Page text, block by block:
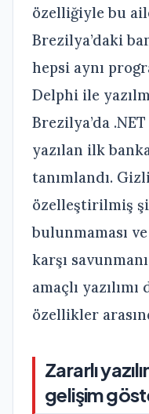
özelliğiyle bu
Brezilya’daki
hepsi aynı
Delphi ile
Brezilya’da
yazılan ilk
tanımlandı.
özelleştirilmiş
bulunmaması
karşı
amaçlı
özellikler
Zararlı
gelişim